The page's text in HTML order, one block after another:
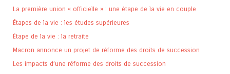
La première union « officielle » : une étape de la vie en couple
Étapes de la vie : les études supérieures
Étape de la vie : la retraite
Macron annonce un projet de réforme des droits de succession
Les impacts d’une réforme des droits de succession